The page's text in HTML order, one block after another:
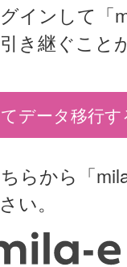
インして「
き継ぐこと
データ移行す
らから「
い。